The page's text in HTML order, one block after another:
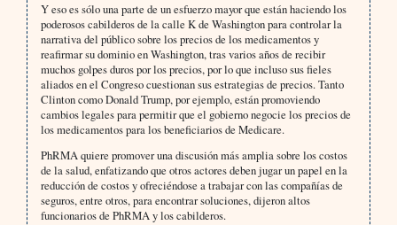
Y eso es sólo una parte de un esfuerzo mayor que están haciendo los
poderosos cabilderos de la calle K de Washington para controlar la
narrativa del público sobre los precios de los medicamentos y
reafirmar su dominio en Washington, tras varios años de recibir
muchos golpes duros por los precios, por lo que incluso sus fieles
aliados en el Congreso cuestionan sus estrategias de precios. Tanto
Clinton como Donald Trump, por ejemplo, están promoviendo
cambios legales para permitir que el gobierno negocie los precios de
los medicamentos para los beneficiarios de Medicare.
PhRMA quiere promover una discusión más amplia sobre los costos
de la salud, enfatizando que otros actores deben jugar un papel en la
reducción de costos y ofreciéndose a trabajar con las compañías de
seguros, entre otros, para encontrar soluciones, dijeron altos
funcionarios de PhRMA y los cabilderos.